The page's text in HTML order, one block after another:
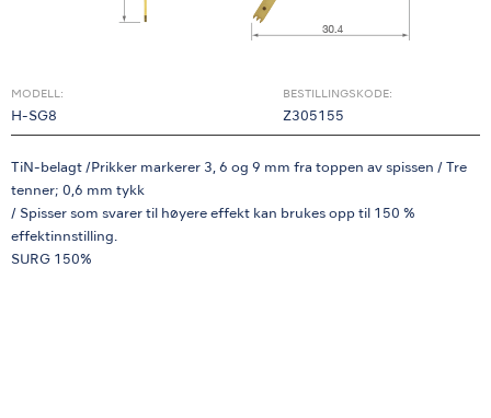
MODELL:
H-SG8
BESTILLINGSKODE:
Z305155
TiN-belagt /Prikker markerer 3, 6 og 9 mm fra toppen av spissen / Tre
tenner; 0,6 mm tykk
/ Spisser som svarer til høyere effekt kan brukes opp til 150 %
effektinnstilling.
SURG 150%